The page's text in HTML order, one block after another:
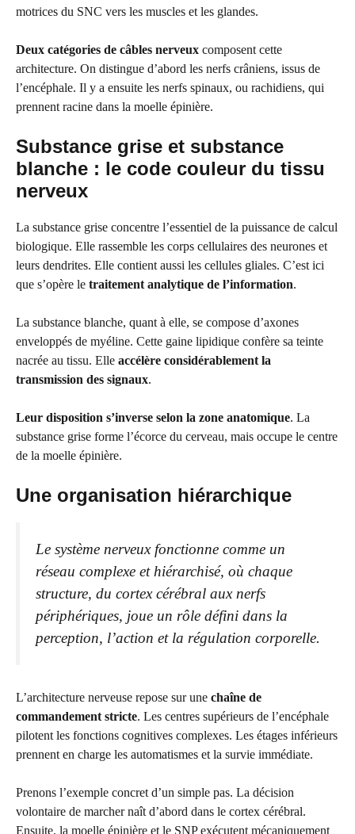
motrices du SNC vers les muscles et les glandes.
Deux catégories de câbles nerveux composent cette
architecture. On distingue d’abord les nerfs crâniens, issus de
l’encéphale. Il y a ensuite les nerfs spinaux, ou rachidiens, qui
prennent racine dans la moelle épinière.
Substance grise et substance
blanche : le code couleur du tissu
nerveux
La substance grise concentre l’essentiel de la puissance de calcul
biologique. Elle rassemble les corps cellulaires des neurones et
leurs dendrites. Elle contient aussi les cellules gliales. C’est ici
que s’opère le traitement analytique de l’information.
La substance blanche, quant à elle, se compose d’axones
enveloppés de myéline. Cette gaine lipidique confère sa teinte
nacrée au tissu. Elle accélère considérablement la
transmission des signaux.
Leur disposition s’inverse selon la zone anatomique. La
substance grise forme l’écorce du cerveau, mais occupe le centre
de la moelle épinière.
Une organisation hiérarchique
Le système nerveux fonctionne comme un
réseau complexe et hiérarchisé, où chaque
structure, du cortex cérébral aux nerfs
périphériques, joue un rôle défini dans la
perception, l’action et la régulation corporelle.
L’architecture nerveuse repose sur une chaîne de
commandement stricte. Les centres supérieurs de l’encéphale
pilotent les fonctions cognitives complexes. Les étages inférieurs
prennent en charge les automatismes et la survie immédiate.
Prenons l’exemple concret d’un simple pas. La décision
volontaire de marcher naît d’abord dans le cortex cérébral.
Ensuite, la moelle épinière et le SNP exécutent mécaniquement